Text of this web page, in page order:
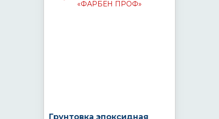
Грунтовка эпоксидная